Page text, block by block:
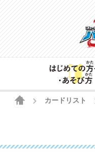
HOME
カードリスト